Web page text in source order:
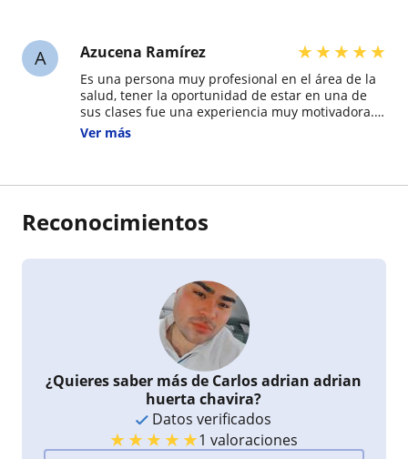
A Azucena Ramírez ★★★★★
Es una persona muy profesional en el área de la
salud, tener la oportunidad de estar en una de
sus clases fue una experiencia muy motivadora.
Nos habló de la importancia de los hábitos
entusiasmo por cuidar mi salud y valorar la
medicina preventiva.
Ver más
Reconocimientos
¿Quieres saber más de Carlos adrian adrian
huerta chavira?
Datos verificados
★★★★★1 valoraciones